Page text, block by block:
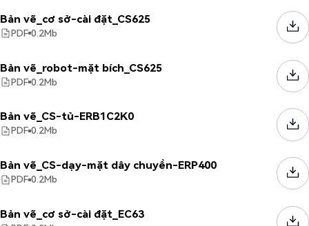
Bản vẽ_cơ sở-cài đặt_CS625
PDF 0.2Mb
Bản vẽ_robot-mặt bích_CS625
PDF 0.2Mb
Bản vẽ_CS-tủ-ERB1C2K0
PDF 0.2Mb
Bản vẽ_CS-dạy-mặt dây chuyền-ERP400
PDF 0.2Mb
Bản vẽ_cơ sở-cài đặt_EC63